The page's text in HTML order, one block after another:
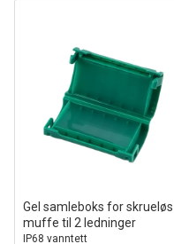
Gel samleboks for skrueløs
muffe til 2 ledninger
IP68 vanntett